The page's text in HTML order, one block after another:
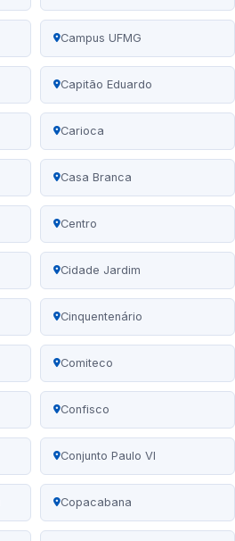
Campus UFMG
Capitão Eduardo
Carioca
Casa Branca
Centro
Cidade Jardim
Cinquentenário
Comiteco
Confisco
Conjunto Paulo VI
Copacabana